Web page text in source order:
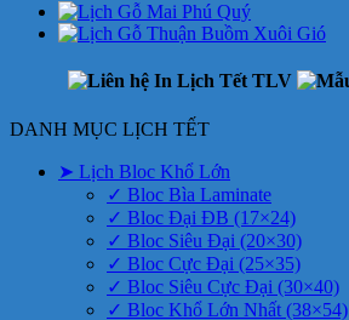
DANH MỤC LỊCH TẾT
➤ Lịch Bloc Khổ Lớn
✓ Bloc Bìa Laminate
✓ Bloc Đại ĐB (17×24)
✓ Bloc Siêu Đại (20×30)
✓ Bloc Cực Đại (25×35)
✓ Bloc Siêu Cực Đại (30×40)
✓ Bloc Khổ Lớn Nhất (38×54)